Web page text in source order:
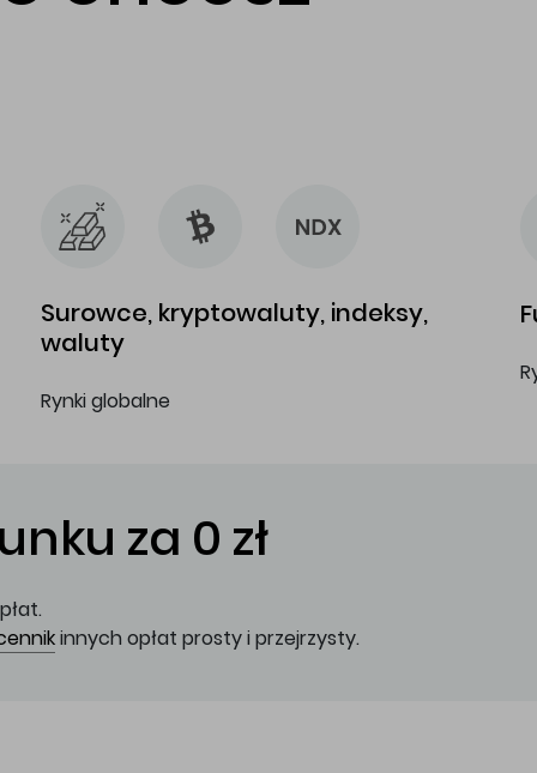
Surowce, kryptowaluty, indeksy,
waluty
Rynki globalne
za 0 zł
innych opłat prosty i przejrzysty.